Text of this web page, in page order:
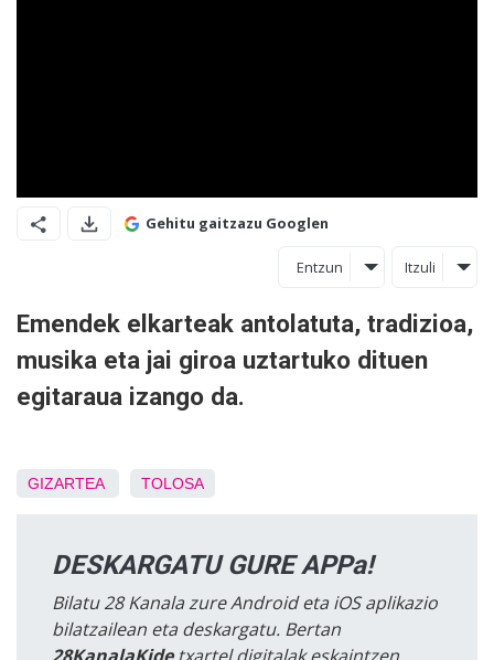
Gehitu gaitzazu Googlen
Entzun Itzuli
Emendek elkarteak antolatuta, tradizioa,
musika eta jai giroa uztartuko dituen
egitaraua izango da.
GIZARTEA TOLOSA
DESKARGATU GURE APPa!
Bilatu 28 Kanala zure Android eta iOS aplikazio
bilatzailean eta deskargatu. Bertan